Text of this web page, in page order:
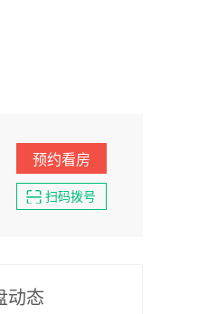
预约看房
扫码拨号
动态